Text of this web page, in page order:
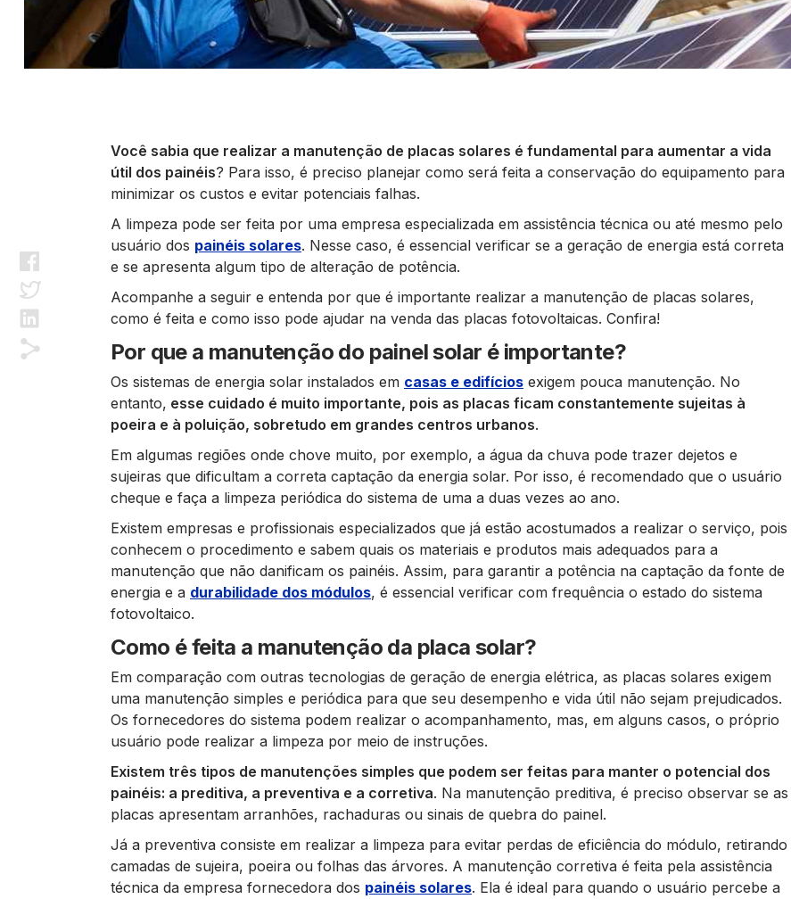
Você sabia que realizar a manutenção de placas solares é fundamental para aumentar a vida
útil dos painéis? Para isso, é preciso planejar como será feita a conservação do equipamento para
minimizar os custos e evitar potenciais falhas.
A limpeza pode ser feita por uma empresa especializada em assistência técnica ou até mesmo pelo
usuário dos painéis solares. Nesse caso, é essencial verificar se a geração de energia está correta
e se apresenta algum tipo de alteração de potência.
Acompanhe a seguir e entenda por que é importante realizar a manutenção de placas solares,
como é feita e como isso pode ajudar na venda das placas fotovoltaicas. Confira!
Por que a manutenção do painel solar é importante?
Os sistemas de energia solar instalados em casas e edifícios exigem pouca manutenção. No
entanto, esse cuidado é muito importante, pois as placas ficam constantemente sujeitas à
poeira e à poluição, sobretudo em grandes centros urbanos.
Em algumas regiões onde chove muito, por exemplo, a água da chuva pode trazer dejetos e
sujeiras que dificultam a correta captação da energia solar. Por isso, é recomendado que o usuário
cheque e faça a limpeza periódica do sistema de uma a duas vezes ao ano.
Existem empresas e profissionais especializados que já estão acostumados a realizar o serviço, pois
conhecem o procedimento e sabem quais os materiais e produtos mais adequados para a
manutenção que não danificam os painéis. Assim, para garantir a potência na captação da fonte de
energia e a durabilidade dos módulos, é essencial verificar com frequência o estado do sistema
fotovoltaico.
Como é feita a manutenção da placa solar?
Em comparação com outras tecnologias de geração de energia elétrica, as placas solares exigem
uma manutenção simples e periódica para que seu desempenho e vida útil não sejam prejudicados.
Os fornecedores do sistema podem realizar o acompanhamento, mas, em alguns casos, o próprio
usuário pode realizar a limpeza por meio de instruções.
Existem três tipos de manutenções simples que podem ser feitas para manter o potencial dos
painéis: a preditiva, a preventiva e a corretiva. Na manutenção preditiva, é preciso observar se as
placas apresentam arranhões, rachaduras ou sinais de quebra do painel.
Já a preventiva consiste em realizar a limpeza para evitar perdas de eficiência do módulo, retirando
camadas de sujeira, poeira ou folhas das árvores. A manutenção corretiva é feita pela assistência
técnica da empresa fornecedora dos painéis solares. Ela é ideal para quando o usuário percebe a